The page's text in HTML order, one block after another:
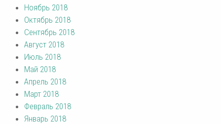
Ноябрь 2018
Октябрь 2018
Сентябрь 2018
Август 2018
Июль 2018
Май 2018
Апрель 2018
Март 2018
Февраль 2018
Январь 2018